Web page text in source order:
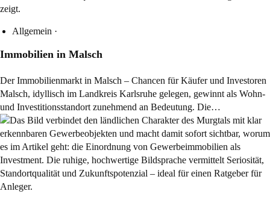
Allgemein ·
Immobilien in Malsch
Der Immobilienmarkt in Malsch – Chancen für Käufer und Investoren
Malsch, idyllisch im Landkreis Karlsruhe gelegen, gewinnt als Wohn-
und Investitionsstandort zunehmend an Bedeutung. Die…